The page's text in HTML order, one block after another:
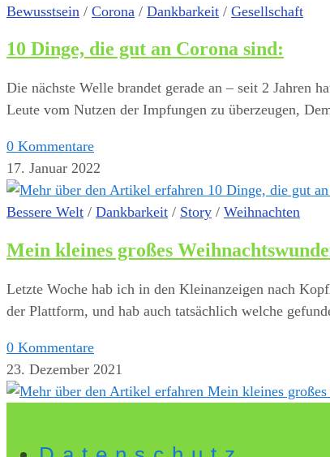
Bewusstsein / Corona / Dankbarkeit / Gesellschaft
10 Dinge, die gut an Corona sind:
Die nächste Welle brandet gerade an – seit 2 Jahren
Leute vom Nutzen der Impfungen zu überzeugen,
0 Kommentare
17. Januar 2022
Bessere Welt / Dankbarkeit / Story / Weihnachten
Mein kleines großes
Letzte Woche hab ich in den Kleinanzeigen nach
der Plattform, und hab auch tatsächlich welche
0 Kommentare
23. Dezember 2021